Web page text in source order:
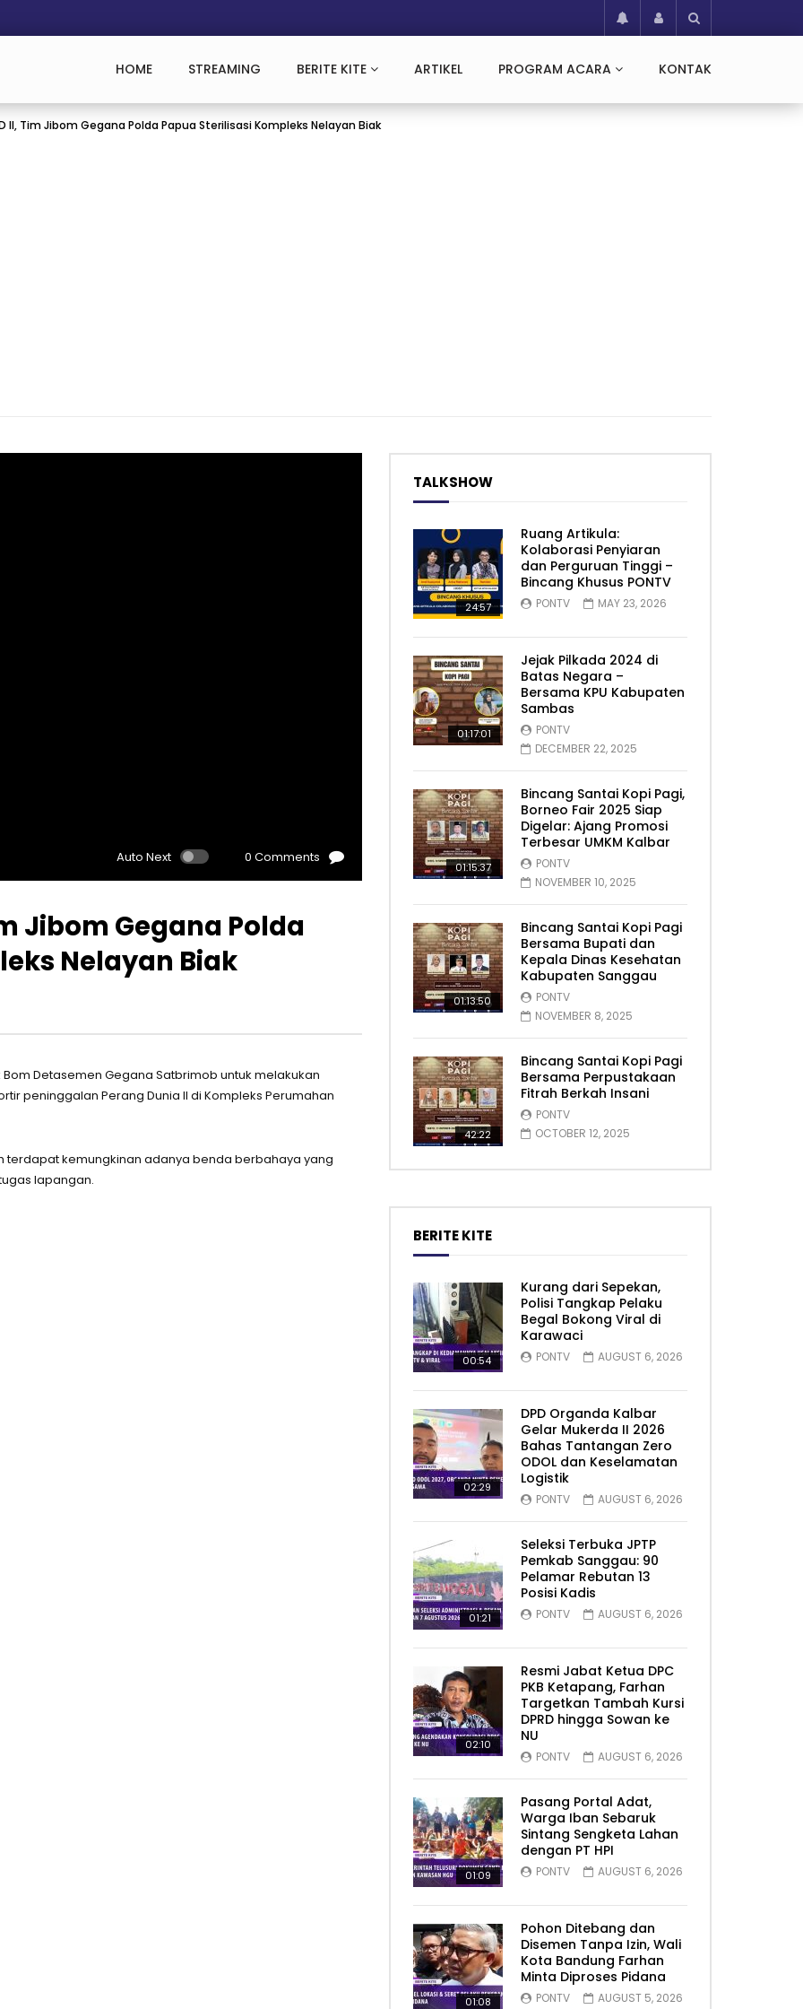
HOME STREAMING BERITE KITE ARTIKEL PROGRAM ACARA KONTAK
II, Tim Jibom Gegana Polda Papua Sterilisasi Kompleks Nelayan Biak
Auto Next 0 Comments
Jibom Gegana Polda
Nelayan Biak
Detasemen Gegana Satbrimob untuk melakukan
peninggalan Perang Dunia II di Kompleks Perumahan
terdapat kemungkinan adanya benda berbahaya yang
lapangan.
TALKSHOW
24:57
Ruang Artikula:
Kolaborasi Penyiaran
dan Perguruan Tinggi –
Bincang Khusus PONTV
PONTV MAY 23, 2026
01:17:01
Jejak Pilkada 2024 di
Batas Negara –
Bersama KPU Kabupaten
Sambas
PONTV
DECEMBER 22, 2025
01:15:37
Bincang Santai Kopi Pagi,
Borneo Fair 2025 Siap
Digelar: Ajang Promosi
Terbesar UMKM Kalbar
PONTV
NOVEMBER 10, 2025
01:13:50
Bincang Santai Kopi Pagi
Bersama Bupati dan
Kepala Dinas Kesehatan
Kabupaten Sanggau
PONTV
NOVEMBER 8, 2025
42:22
Bincang Santai Kopi Pagi
Bersama Perpustakaan
Fitrah Berkah Insani
PONTV
OCTOBER 12, 2025
BERITE KITE
00:54
Kurang dari Sepekan,
Polisi Tangkap Pelaku
Begal Bokong Viral di
Karawaci
PONTV AUGUST 6, 2026
02:29
DPD Organda Kalbar
Gelar Mukerda II 2026
Bahas Tantangan Zero
ODOL dan Keselamatan
Logistik
PONTV AUGUST 6, 2026
01:21
Seleksi Terbuka JPTP
Pemkab Sanggau: 90
Pelamar Rebutan 13
Posisi Kadis
PONTV AUGUST 6, 2026
02:10
Resmi Jabat Ketua DPC
PKB Ketapang, Farhan
Targetkan Tambah Kursi
DPRD hingga Sowan ke
NU
PONTV AUGUST 6, 2026
01:09
Pasang Portal Adat,
Warga Iban Sebaruk
Sintang Sengketa Lahan
dengan PT HPI
PONTV AUGUST 6, 2026
01:08
Pohon Ditebang dan
Disemen Tanpa Izin, Wali
Kota Bandung Farhan
Minta Diproses Pidana
PONTV AUGUST 5, 2026